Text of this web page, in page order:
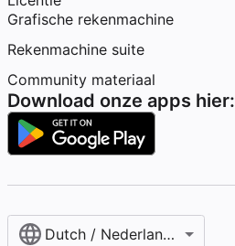
Grafische rekenmachine
Rekenmachine suite
Community materiaal
Download onze apps hier:
Dutch / Nederlands‎ (België)‎